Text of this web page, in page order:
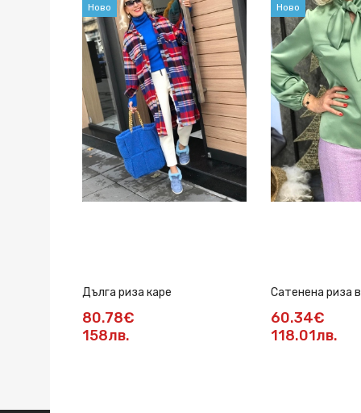
Ново
Дълга риза каре
80.78€
158лв.
Ново
Сатенена риза
60.34€
118.01лв.